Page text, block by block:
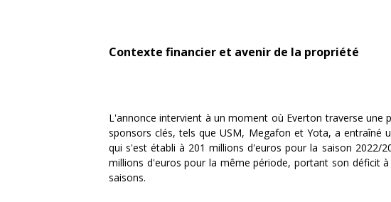
Contexte financier et avenir de la propriété
L'annonce intervient à un moment où Everton traverse une
sponsors clés, tels que USM, Megafon et Yota, a entraîné
qui s'est établi à 201 millions d'euros pour la saison 2022/
millions d'euros pour la même période, portant son déficit
saisons.